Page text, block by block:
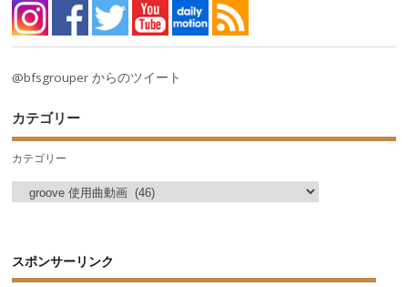
@bfsgrouper からのツイート
カテゴリー
カテゴリー
スポンサーリンク